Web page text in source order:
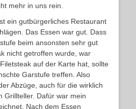
mehr in uns rein.
ein gutbürgerliches Restaurant
Das Essen war gut. Dass
beim ansonsten sehr gut
nicht getroffen wurde, war
auf der Karte hat, sollte
Garstufe treffen. Also
Abzüge, auch für die wirklich
Grillteller. Dafür war mein
Nach dem Essen